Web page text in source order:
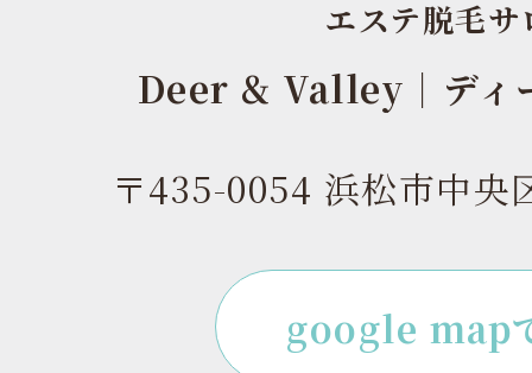
エステ脱毛サ
Deer & Valley｜ディ
〒435-0054 浜松市中央
google map